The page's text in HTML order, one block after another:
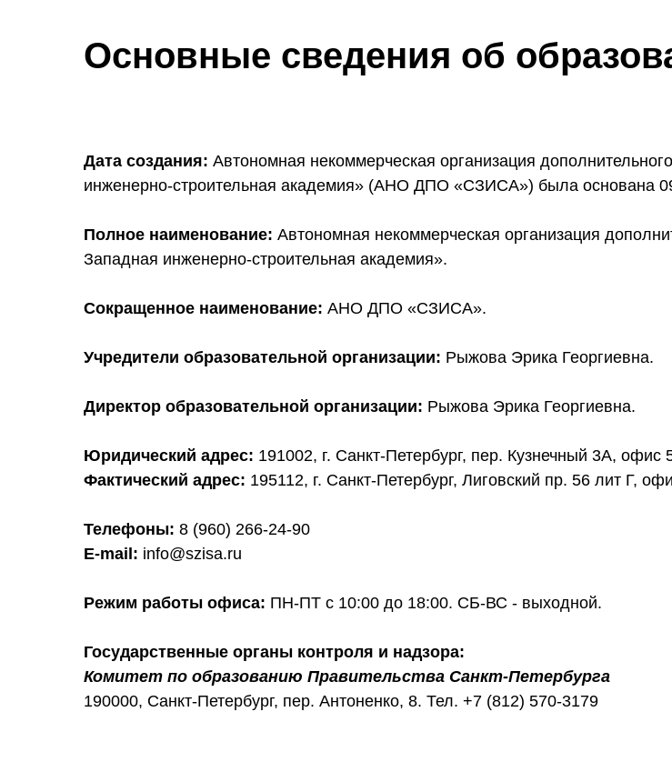
Основные сведения об
Дата создания: Автономная некоммерческая организация
инженерно-строительная академия» (АНО ДПО «СЗИСА») была основана 09
Полное наименование: Автономная некоммерческая организация
Западная инженерно-строительная академия».
Сокращенное наименование: АНО ДПО «СЗИСА».
Учредители образовательной организации: Рыжова Эрика Георгиевна.
Директор образовательной организации: Рыжова Эрика Георгиевна.
Юридический адрес: 191002, г. Санкт-Петербург, пер. Кузнечный 3А, офис
Фактический адрес: 195112, г. Санкт-Петербург, Лиговский пр. 56 лит Г,
Телефоны: 8 (960) 266-24-90
E-mail: info@szisa.ru
Режим работы офиса: ПН-ПТ c 10:00 до 18:00. СБ-ВС - выходной.
Государственные органы контроля и надзора:
Комитет по образованию Правительства Санкт-Петербурга
190000, Санкт-Петербург, пер. Антоненко, 8. Тел. +7 (812) 570-3179